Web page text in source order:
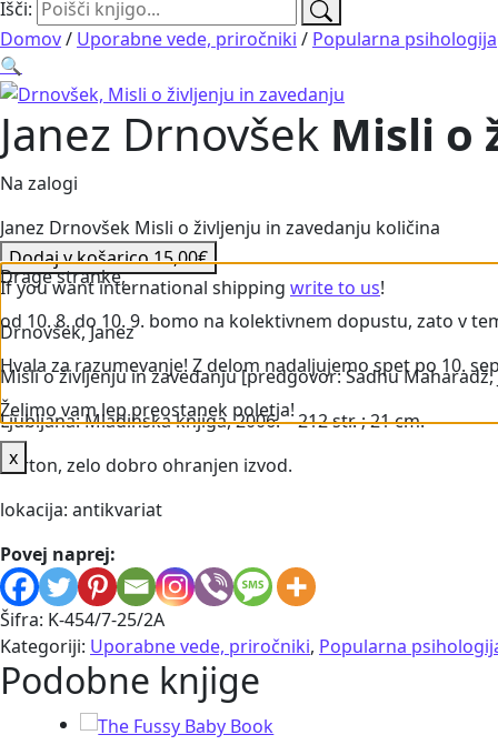
Išči:
Domov/ Uporabne vede, priročniki / Popularna psihologija
🔍
Janez Drnovšek Misli o
Na zalogi
Janez Drnovšek Misli o življenju in zavedanju količina
Dodaj v košarico15,00€
If you want international shipping write to us!
Drnovšek, Janez
Misli o življenju in zavedanju [predgovor: Sadhu Maharadž,
Ljubljana: Mladinska knjiga, 2006. – 212 str. ; 21 cm.
Karton, zelo dobro ohranjen izvod.
lokacija: antikvariat
Povej naprej:
Šifra: K-454/7-25/2A
Kategoriji: Uporabne vede, priročniki, Popularna
Podobne knjige
Drage stranke,
od 10. 8. do 10. 9. bomo na kolektivnem dopustu, zato v
Hvala za razumevanje! Z delom nadaljujemo spet po 10.
Želimo vam lep preostanek poletja!
x